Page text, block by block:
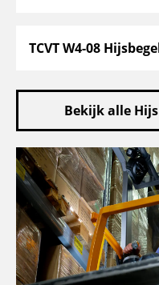
TCVT W4-08
Bekijk alle